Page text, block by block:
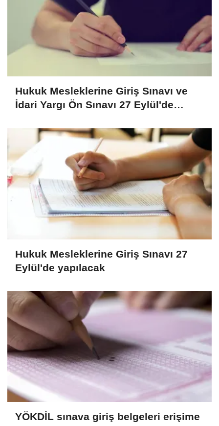
Hukuk Mesleklerine Giriş Sınavı ve
İdari Yargı Ön Sınavı 27 Eylül'de
Hukuk Mesleklerine Giriş Sınavı 27
Eylül'de yapılacak
YÖKDİL sınava giriş belgeleri erişime